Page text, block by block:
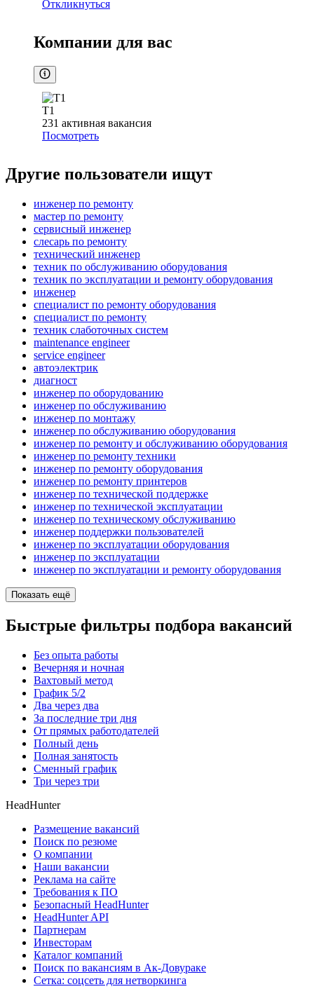
Откликнуться
Компании для вас
Т1
231 активная вакансия
Посмотреть
Другие пользователи ищут
инженер по ремонту
мастер по ремонту
сервисный инженер
слесарь по ремонту
технический инженер
техник по обслуживанию оборудования
техник по эксплуатации и ремонту оборудования
инженер
специалист по ремонту оборудования
специалист по ремонту
техник слаботочных систем
maintenance engineer
service engineer
автоэлектрик
диагност
инженер по оборудованию
инженер по обслуживанию
инженер по монтажу
инженер по обслуживанию оборудования
инженер по ремонту и обслуживанию оборудования
инженер по ремонту техники
инженер по ремонту оборудования
инженер по ремонту принтеров
инженер по технической поддержке
инженер по технической эксплуатации
инженер по техническому обслуживанию
инженер поддержки пользователей
инженер по эксплуатации оборудования
инженер по эксплуатации
инженер по эксплуатации и ремонту оборудования
Показать ещё
Быстрые фильтры подбора вакансий
Без опыта работы
Вечерняя и ночная
Вахтовый метод
График 5/2
Два через два
За последние три дня
От прямых работодателей
Полный день
Полная занятость
Сменный график
Три через три
HeadHunter
Размещение вакансий
Поиск по резюме
О компании
Наши вакансии
Реклама на сайте
Требования к ПО
Безопасный HeadHunter
HeadHunter API
Партнерам
Инвесторам
Каталог компаний
Поиск по вакансиям в Ак-Довураке
Сетка: соцсеть для нетворкинга